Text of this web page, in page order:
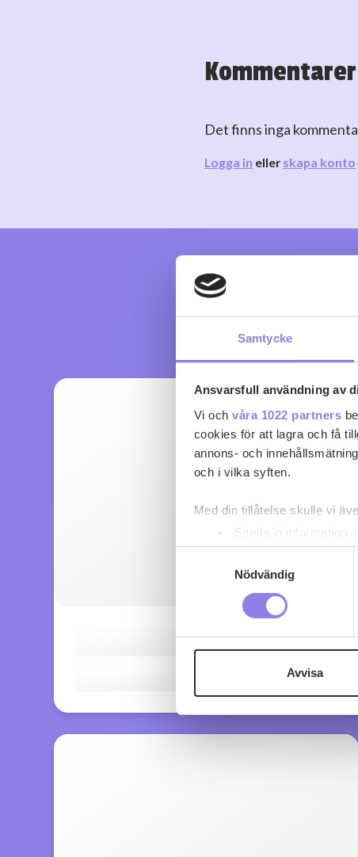
Samtycke
Ansvarsfull användning av
Vi och våra 1022 partners
cookies för att lagra och få
annons- och
och i vilka syften.
Med din tillåtelse skulle vi
Samla in information
Identifiera din enhet
Ta reda på mer om hur dina
eller dra tillbaka ditt
eller äldre. Genom att
med annan information
Nödvändig
Avvisa
Kommentarer
Det finns inga
Logga in eller skapa konto